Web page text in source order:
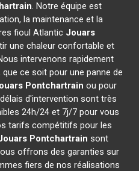
. Notre équipe est
la maintenance et la
fioul Atlantic Jouars
une chaleur confortable et
intervenons rapidement
ce soit pour une panne de
Pontchartrain ou pour
d'intervention sont très
24h/24 et 7j/7 pour vous
tarifs compétitifs pour les
Pontchartrain sont
offrons des garanties sur
fiers de nos réalisations